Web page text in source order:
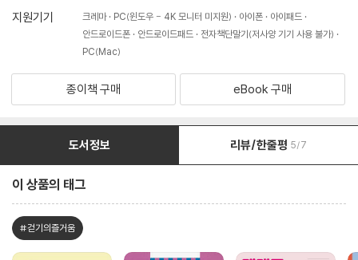
지원기기
크레마 PC(윈도우 - 4K 모니터 미지원) 아이폰
아이패드
안드로이드폰
안드로이드패드
전자책단말기(저사양 기기 사용 불가)
PC(Mac)
종이책 구매 eBook 구매
도서정보 리뷰/한줄평 5/7
이 상품의 태그
#걷기의즐거움